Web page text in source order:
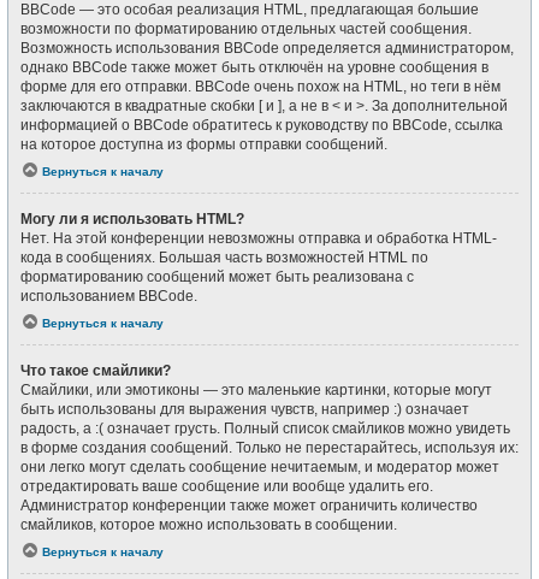
BBCode — это особая реализация HTML, предлагающая большие
возможности по форматированию отдельных частей сообщения.
Возможность использования BBCode определяется администратором,
однако BBCode также может быть отключён на уровне сообщения в
форме для его отправки. BBCode очень похож на HTML, но теги в нём
заключаются в квадратные скобки [ и ], а не в < и >. За дополнительной
информацией о BBCode обратитесь к руководству по BBCode, ссылка
на которое доступна из формы отправки сообщений.
Вернуться к началу
Могу ли я использовать HTML?
Нет. На этой конференции невозможны отправка и обработка HTML-
кода в сообщениях. Большая часть возможностей HTML по
форматированию сообщений может быть реализована с
использованием BBCode.
Вернуться к началу
Что такое смайлики?
Смайлики, или эмотиконы — это маленькие картинки, которые могут
быть использованы для выражения чувств, например :) означает
радость, а :( означает грусть. Полный список смайликов можно увидеть
в форме создания сообщений. Только не перестарайтесь, используя их:
они легко могут сделать сообщение нечитаемым, и модератор может
отредактировать ваше сообщение или вообще удалить его.
Администратор конференции также может ограничить количество
смайликов, которое можно использовать в сообщении.
Вернуться к началу